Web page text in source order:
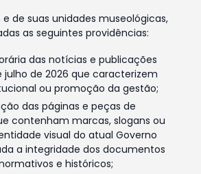
de suas unidades museológicas,
as seguintes providências:
das notícias e publicações
julho de 2026 que caracterizem
ou promoção da gestão;
das páginas e peças de
contenham marcas, slogans ou
visual do atual Governo
a integridade dos documentos
e históricos;